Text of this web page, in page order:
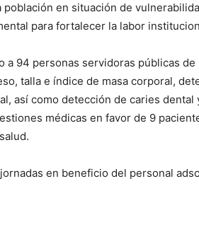
en situación de
para fortalecer la labor
94 personas servidoras públicas de
talla e índice de masa corporal,
así como detección de caries dental
médicas en favor de 9
en beneficio del personal